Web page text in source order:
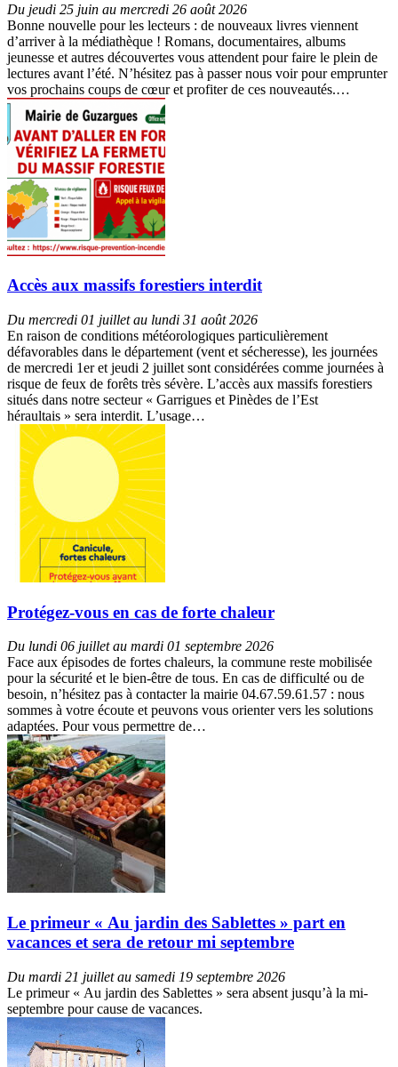
Du jeudi 25 juin au mercredi 26 août 2026
Bonne nouvelle pour les lecteurs : de nouveaux livres viennent
d’arriver à la médiathèque ! Romans, documentaires, albums
jeunesse et autres découvertes vous attendent pour faire le plein de
lectures avant l’été. N’hésitez pas à passer nous voir pour emprunter
vos prochains coups de cœur et profiter de ces nouveautés.…
Accès aux massifs forestiers interdit
Du mercredi 01 juillet au lundi 31 août 2026
En raison de conditions météorologiques particulièrement
défavorables dans le département (vent et sécheresse), les journées
de mercredi 1er et jeudi 2 juillet sont considérées comme journées à
risque de feux de forêts très sévère. L’accès aux massifs forestiers
situés dans notre secteur « Garrigues et Pinèdes de l’Est
héraultais » sera interdit. L’usage…
Protégez-vous en cas de forte chaleur
Du lundi 06 juillet au mardi 01 septembre 2026
Face aux épisodes de fortes chaleurs, la commune reste mobilisée
pour la sécurité et le bien-être de tous. En cas de difficulté ou de
besoin, n’hésitez pas à contacter la mairie 04.67.59.61.57 : nous
sommes à votre écoute et peuvons vous orienter vers les solutions
adaptées. Pour vous permettre de…
Le primeur « Au jardin des Sablettes » part en
vacances et sera de retour mi septembre
Du mardi 21 juillet au samedi 19 septembre 2026
Le primeur « Au jardin des Sablettes » sera absent jusqu’à la mi-
septembre pour cause de vacances.